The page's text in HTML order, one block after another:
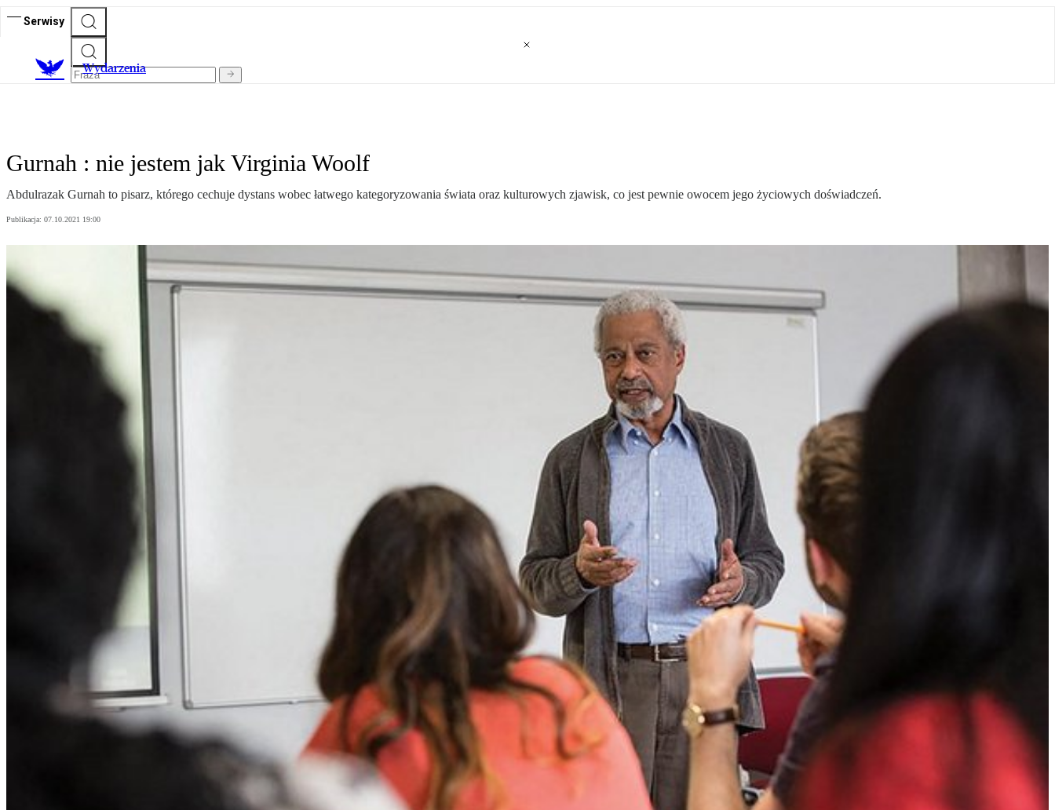
Serwisy
Wydarzenia
Gurnah : nie jestem jak Virginia Woolf
Abdulrazak Gurnah to pisarz, którego cechuje dystans wobec łatwego kategoryzowania świata oraz kulturowych zjawisk, co jest pewnie owocem jego życiowych doświadczeń.
Publikacja: 07.10.2021 19:00